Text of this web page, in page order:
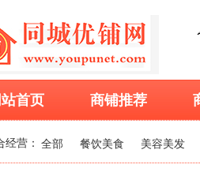
首页 商铺推荐
经营： 全部 餐饮美食 美容美发